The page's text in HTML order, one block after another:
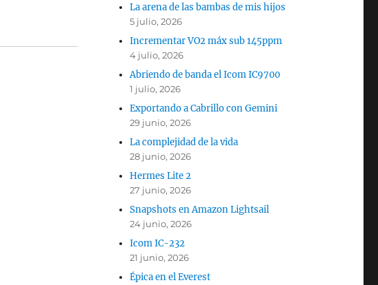
La arena de las bambas de mis hijos
5 julio, 2026
Incrementar VO2 máx sub 145ppm
4 julio, 2026
Abriendo de banda el Icom IC9700
1 julio, 2026
Exportando a Cabrillo con Gemini
29 junio, 2026
La complejidad de la vida
28 junio, 2026
Hermes Lite 2
27 junio, 2026
Snapshots en Amazon Lightsail
24 junio, 2026
Icom IC-232
21 junio, 2026
Épica en el Everest